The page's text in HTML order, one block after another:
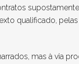
qualificado,
mas à via